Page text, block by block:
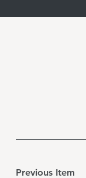
Previous Item